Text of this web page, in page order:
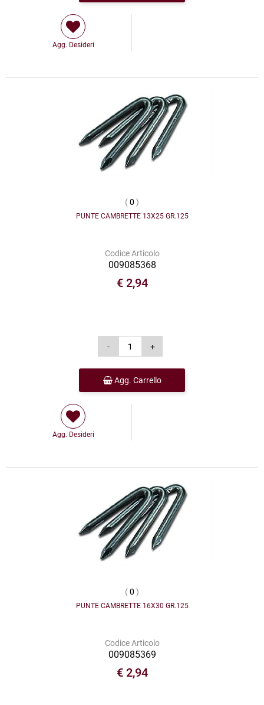
Agg. Desideri
(0 )
PUNTE CAMBRETTE 13X25 GR.125
Codice Articolo
009085368
€ 2,94
Agg. Carrello
Agg. Desideri
(0 )
PUNTE CAMBRETTE 16X30 GR.125
Codice Articolo
009085369
€ 2,94